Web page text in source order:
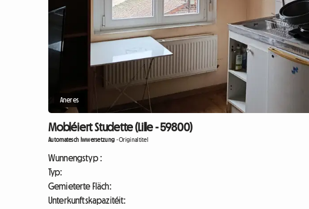
Aneres
Mobléiert Studette (Lille - 59800)
Automatesch Iwwersetzung -Originaltitel
Wunnengstyp :
Typ:
Gemieterte Fläch:
Unterkunftskapazitéit: